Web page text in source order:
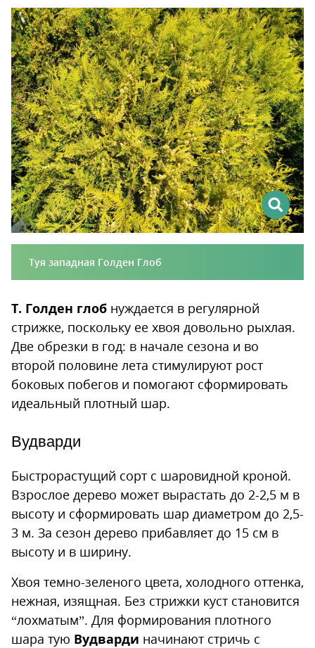
Туя западная Голден Глоб
Т. Голден глоб нуждается в регулярной
стрижке, поскольку ее хвоя довольно рыхлая.
Две обрезки в год: в начале сезона и во
второй половине лета стимулируют рост
боковых побегов и помогают сформировать
идеальный плотный шар.
Вудварди
Быстрорастущий сорт с шаровидной кроной.
Взрослое дерево может вырастать до 2-2,5 м в
высоту и сформировать шар диаметром до 2,5-
3 м. За сезон дерево прибавляет до 15 см в
высоту и в ширину.
Хвоя темно-зеленого цвета, холодного оттенка,
нежная, изящная. Без стрижки куст становится
“лохматым”. Для формирования плотного
шара тую Вудварди начинают стричь с